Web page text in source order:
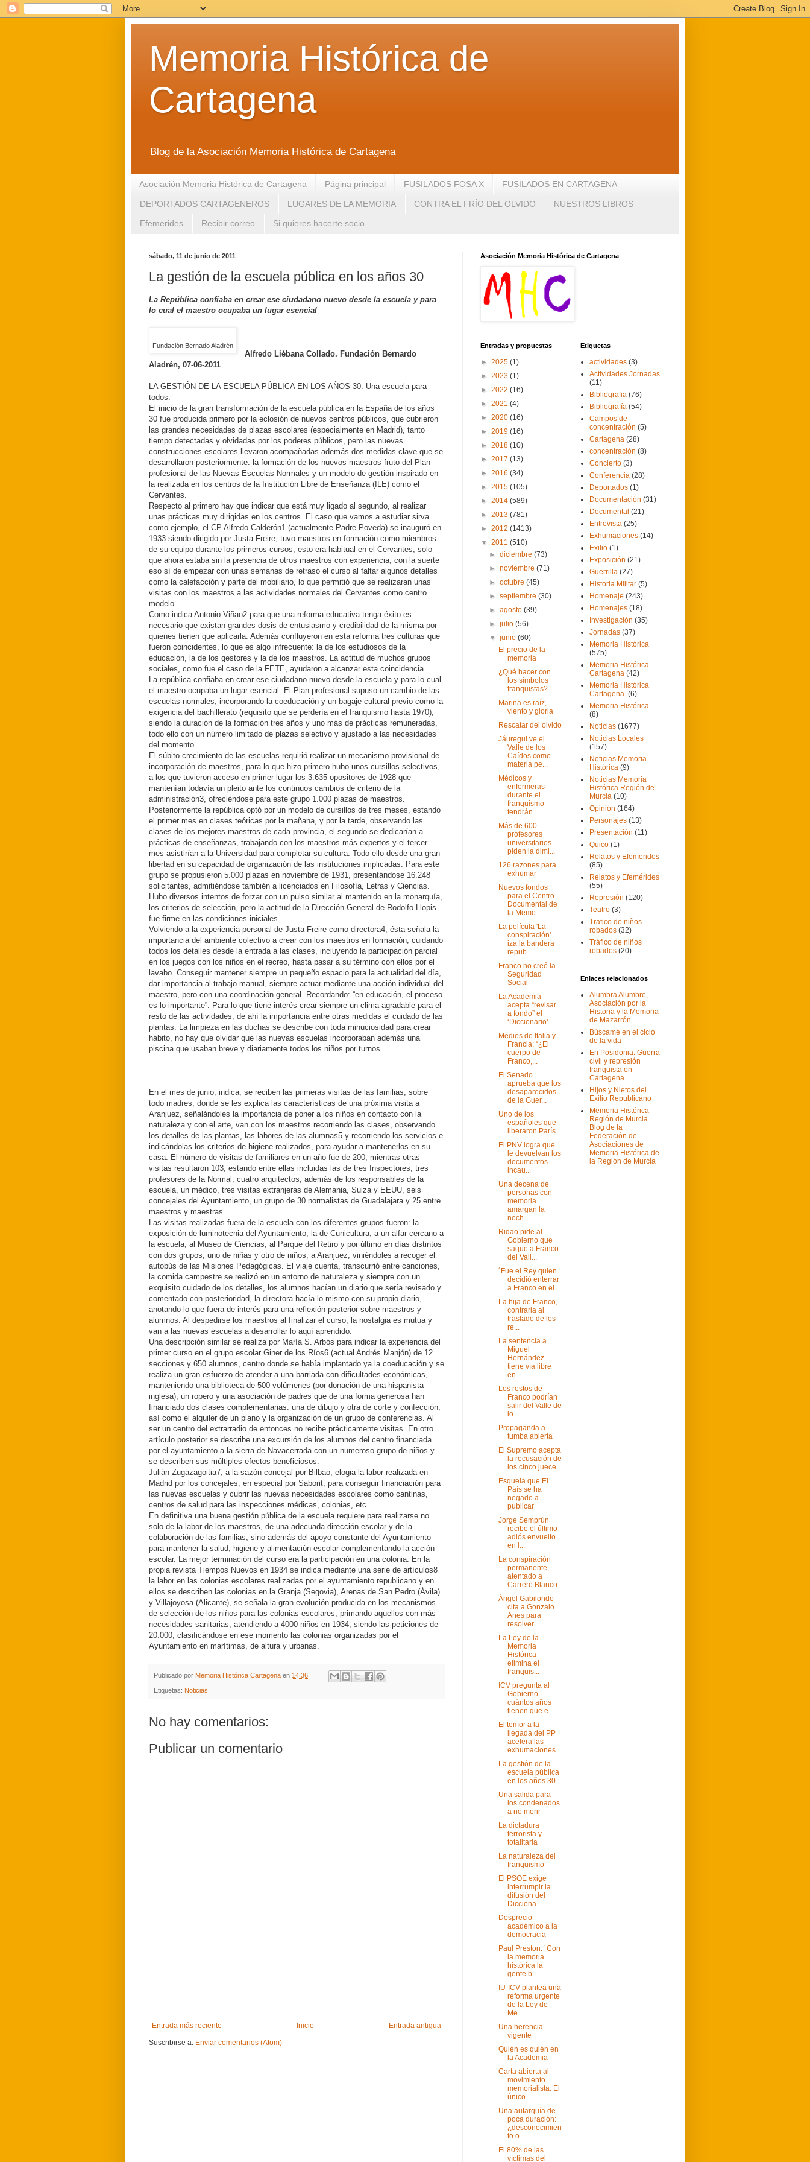
Memoria Histórica de
Cartagena
Blog de la Asociación Memoria Histórica de Cartagena
Asociación Memoria Histórica de Cartagena Página principal FUSILADOS FOSA X FUSILADOS EN CARTAGENA
DEPORTADOS CARTAGENEROS LUGARES DE LA MEMORIA CONTRA EL FRÍO DEL OLVIDO NUESTROS LIBROS
Efemerides Recibir correo Si quieres hacerte socio
sábado, 11 de junio de 2011
La gestión de la escuela pública en los años 30
La República confiaba en crear ese ciudadano nuevo desde la escuela y para
lo cual el maestro ocupaba un lugar esencial
Fundación Bernado Aladrén
Alfredo Liébana Collado. Fundación Bernardo
Aladrén, 07-06-2011
LA GESTIÓN DE LA ESCUELA PÚBLICA EN LOS AÑOS 30: Una escuela para
todos.
El inicio de la gran transformación de la escuela pública en la España de los años
30 fue producida primero por la eclosión de nuevos centros públicos, que cubrieron
las grandes necesidades de plazas escolares (especialmente en Madrid), tanto
tiempo detectadas y olvidadas por los poderes públicos, pero las nuevas
construcciones escolares llevaron acompañadas además dos medidas clave que se
desarrollaron posteriormente: la formación de los nuevos maestros fruto del Plan
profesional de las Nuevas Escuelas Normales y un modelo de gestión inspirado en
la realizada en los centros de la Institución Libre de Enseñanza (ILE) como el
Cervantes.
Respecto al primero hay que indicar que está muy ligado al segundo, al realizar
unas prácticas muy dirigidas en los centros. El caso que vamos a estudiar sirva
como ejemplo, el CP Alfredo Calderón1 (actualmente Padre Poveda) se inauguró en
1933 siendo dirigido por Justa Freire, tuvo maestros en formación como miembros
de su equipo durante los primeros cursos, esto era habitual en el Cervantes, solo
que ahora estaba sin la presencia de otros maestros con experiencia, con la suerte
eso sí de empezar con unas semanas de retraso el curso al faltar algunos detalles
como la calefacción y parte del mobiliario, lo que permitió que se realizaran unas
visitas con los maestros a las actividades normales del Cervantes como centro
modelo.
Como indica Antonio Viñao2 para que una reforma educativa tenga éxito es
necesario que existan grandes dosis de entusiasmo y credibilidad de la misma por
quienes tienen que aplicarla. Además confluyeron en esta reforma tres culturas que
fueron coincidentes, lo que es algo infrecuente: la de los estudiosos de la
educación, la de los gestores y la de los maestros. La actitud de muchos grupos
sociales, como fue el caso de la FETE, ayudaron a alcanzar esta coincidencia.
La república confiaba en crear ese ciudadano nuevo desde la escuela y para lo cual
el maestro ocupaba un lugar esencial. El Plan profesional supuso un cambio de las
escuelas normales, incorporando la coeducación y un bagaje cultural previo como la
exigencia del bachillerato (requisito que se perdería en el franquismo hasta 1970),
siendo la duración de la formación tres años y uno más de prácticas remuneradas,
todo ello con un número limitado de plazas selectivo y ajustado a las necesidades
del momento.
El súbito crecimiento de las escuelas requirió realizar un mecanismo provisional de
incorporación de maestros, para lo que hizo primero hubo unos cursillos selectivos,
a los que tuvieron acceso en primer lugar los 3.635 opositores de 1928 que
mantenían todavía un pleito ante los continuos cambios de criterio de la
administración3, ofreciéndose para este grupo 1.000 plazas de maestros.
Posteriormente la república optó por un modelo de cursillos de tres meses, estando
el primer mes en clases teóricas por la mañana, y por la tarde, observando las
clases de los mejores maestros de cada provincia, el segundo se dedicarían a
prácticas de enseñanzas, trabajando con los maestros más expertos y el tercer
mes asistirían a la Universidad para completar su cultura. Todo ello desde una gran
libertad en su capacidad de organización de las instituciones implicadas. Para este
grupo se propusieron 5.000 plazas en noviembre de 1931, presentándose 16.248
solicitantes, admitiéndose también a licenciados en Filosofía, Letras y Ciencias.
Hubo diversos intentos de forzar con un pulso similar al mantenido en la monarquía,
los criterios de selección, pero la actitud de la Dirección General de Rodolfo Llopis
fue firme en las condiciones iniciales.
Volviendo a la experiencia personal de Justa Freire como directora4, ésta señala la
importancia del ambiente colectivo a crear con los maestros en formación, cuidando
todos los detalles desde la entrada a las clases, incluyendo la participación parcial
en los juegos con los niños en el recreo, hasta pasar a su término con ellos por el
lavabo. Conseguir mantener siempre un pequeño espacio para la actualidad del día,
dar importancia al trabajo manual, siempre actuar mediante una acción individual del
maestro, pero con una coordinación general. Recordando: “en educación, el proceso
es lo importante”. Para lo que tiene interés crear siempre un clima agradable para el
resto de las actividades, de ahí la importancia entre otras medidas el cuidado de las
plantas. La limpieza en las duchas se describe con toda minuciosidad para crear
hábito, no hay que olvidar que las nuevas escuelas incorporaban además una
piscina que usaban breve y diariamente todos los niños por turnos.
En el mes de junio, indica, se reciben las primeras visitas de las familias, sobre
todo madres, donde se les explica las características de una próxima visita a
Aranjuez, señalándoles la importancia de poner a los niños en contacto con la
naturaleza y con el arte, van con los maestros recorriendo las clases, observando
los detalles de las plantas, las labores de las alumnas5 y recorriendo los servicios e
indicándolas los criterios de higiene realizados, para ayudar a mantenerlos en su
casa. El número de visitas de familiares en un año fue de 200, mientras otras
visitas resultaron 103, estando entre ellas incluidas las de tres Inspectores, tres
profesores de la Normal, cuatro arquitectos, además de los responsables de la
escuela, un médico, tres visitas extranjeras de Alemania, Suiza y EEUU, seis
concejales del Ayuntamiento, un grupo de 30 normalistas de Guadalajara y 25 entre
maestros y maestras.
Las visitas realizadas fuera de la escuela con los diferentes grupos fueron: la
exposición de luminotecnia del Ayuntamiento, la de Cunicultura, a un alfar cercano a
la escuela, al Museo de Ciencias, al Parque del Retiro y por último en días distintos
con dos grupos, uno de niñas y otro de niños, a Aranjuez, viniéndoles a recoger el
autobús de las Misiones Pedagógicas. El viaje cuenta, transcurrió entre canciones,
la comida campestre se realizó en un entorno de naturaleza y siempre con un
exquisito cuidado de los detalles, los alumnos hacían un diario que sería revisado y
comentado con posterioridad, la directora hacía lo mismo con su propio diario,
anotando lo que fuera de interés para una reflexión posterior sobre maestros y
alumnos. Al despedirse los maestros al finalizar el curso, la nostalgia es mutua y
van a las nuevas escuelas a desarrollar lo aquí aprendido.
Una descripción similar se realiza por María S. Arbós para indicar la experiencia del
primer curso en el grupo escolar Giner de los Ríos6 (actual Andrés Manjón) de 12
secciones y 650 alumnos, centro donde se había implantado ya la coeducación y se
realiza un gran esfuerzo de atender a una barriada con dificultades económicas,
manteniendo una biblioteca de 500 volúmenes (por donación de una hispanista
inglesa), un ropero y una asociación de padres que de una forma generosa han
financiado dos clases complementarias: una de dibujo y otra de corte y confección,
así como el alquiler de un piano y la organización de un grupo de conferencias. Al
ser un centro del extrarradio de entonces no recibe prácticamente visitas. En otro
artículo posterior se describe una excursión de los alumnos del centro financiada
por el ayuntamiento a la sierra de Navacerrada con un numeroso grupo de niños y
se describen sus múltiples efectos beneficiosos.
Julián Zugazagoitia7, a la sazón concejal por Bilbao, elogia la labor realizada en
Madrid por los concejales, en especial por Saborit, para conseguir financiación para
las nuevas escuelas y cubrir las nuevas necesidades escolares como cantinas,
centros de salud para las inspecciones médicas, colonias, etc…
En definitiva una buena gestión pública de la escuela requiere para realizarse no
solo de la labor de los maestros, de una adecuada dirección escolar y de la
colaboración de las familias, sino además del apoyo constante del Ayuntamiento
para mantener la salud, higiene y alimentación escolar complementando la acción
escolar. La mejor terminación del curso era la participación en una colonia. En la
propia revista Tiempos Nuevos en 1934 se indica mediante una serie de artículos8
la labor en las colonias escolares realizadas por el ayuntamiento republicano y en
ellos se describen las colonias en la Granja (Segovia), Arenas de San Pedro (Ávila)
y Villajoyosa (Alicante), se señala la gran evolución producida en los mecanismos
de selección de los niños para las colonias escolares, primando aquellos con más
necesidades sanitarias, atendiendo a 4000 niños en 1934, siendo las peticiones de
20.000, clasificándose en ese momento las colonias organizadas por el
Ayuntamiento en marítimas, de altura y urbanas.
Publicado por Memoria Histórica Cartagena en 14:36
Etiquetas: Noticias
No hay comentarios:
Publicar un comentario
Entrada más reciente Entrada antigua
Inicio
Suscribirse a: Enviar comentarios (Atom)
Asociación Memoria Histórica de Cartagena
Entradas y propuestas
► 2025 (1)
► 2023 (1)
► 2022 (16)
► 2021 (4)
► 2020 (16)
► 2019 (16)
► 2018 (10)
► 2017 (13)
► 2016 (34)
► 2015 (105)
► 2014 (589)
► 2013 (781)
► 2012 (1413)
▼ 2011 (510)
►diciembre(73)
►noviembre(71)
►octubre(45)
►septiembre(30)
►agosto(39)
►julio(56)
▼junio(60)
El precio de la
memoria
¿Qué hacer con
los símbolos
franquistas?
Marina es raíz,
viento y gloria
Rescatar del olvido
Jáuregui ve el
Valle de los
Caídos como
materia pe...
Médicos y
enfermeras
durante el
franquismo
tendrán...
Más de 600
profesores
universitarios
piden la dimi...
126 razones para
exhumar
Nuevos fondos
para el Centro
Documental de
la Memo...
La película 'La
conspiración'
iza la bandera
repub...
Franco no creó la
Seguridad
Social
La Academia
acepta “revisar
a fondo” el
‘Diccionario’
Medios de Italia y
Francia: “¿El
cuerpo de
Franco,...
El Senado
aprueba que los
desaparecidos
de la Guer...
Uno de los
españoles que
liberaron París
El PNV logra que
le devuelvan los
documentos
incau...
Una decena de
personas con
memoria
amargan la
noch...
Ridao pide al
Gobierno que
saque a Franco
del Vall...
´Fue el Rey quien
decidió enterrar
a Franco en el ...
La hija de Franco,
contraria al
traslado de los
re...
La sentencia a
Miguel
Hernández
tiene vía libre
en...
Los restos de
Franco podrían
salir del Valle de
lo...
Propaganda a
tumba abierta
El Supremo acepta
la recusación de
los cinco juece...
Esquela que El
País se ha
negado a
publicar
Jorge Semprún
recibe el último
adiós envuelto
en l...
La conspiración
permanente,
atentado a
Carrero Blanco
Ángel Gabilondo
cita a Gonzalo
Anes para
resolver ...
La Ley de la
Memoria
Histórica
elimina el
franquis...
ICV pregunta al
Gobierno
cuántos años
tienen que e...
El temor a la
llegada del PP
acelera las
exhumaciones
La gestión de la
escuela pública
en los años 30
Una salida para
los condenados
a no morir
La dictadura
terrorista y
totalitaria
La naturaleza del
franquismo
El PSOE exige
interrumpir la
difusión del
Dicciona...
Desprecio
académico a la
democracia
Paul Preston: ´Con
la memoria
histórica la
gente b...
IU-ICV plantea una
reforma urgente
de la Ley de
Me...
Una herencia
vigente
Quién es quién en
la Academia
Carta abierta al
movimiento
memorialista. El
único...
Una autarquía de
poca duración:
¿desconocimien
to o...
El 80% de las
víctimas del
Etiquetas
actividades (3)
Actividades Jornadas
(11)
Bibliografia (76)
Bibliografía (54)
Campos de
concentración (5)
Cartagena (28)
concentración (8)
Concierto (3)
Conferencia (28)
Deportados (1)
Documentación (31)
Documental (21)
Entrevista (25)
Exhumaciones (14)
Exilio (1)
Exposición (21)
Guerrilla (27)
Historia Militar (5)
Homenaje (243)
Homenajes (18)
Investigación (35)
Jornadas (37)
Memoria Histórica
(575)
Memoria Histórica
Cartagena (42)
Memoria Histórica
Cartagena. (6)
Memoria Histórica.
(8)
Noticias (1677)
Noticias Locales
(157)
Noticias Memoria
Histórica (9)
Noticias Memoria
Histórica Región de
Murcia (10)
Opinión (164)
Personajes (13)
Presentación (11)
Quico (1)
Relatos y Efemerides
(85)
Relatos y Efemérides
(55)
Represión (120)
Teatro (3)
Trafico de niños
robados (32)
Tráfico de niños
robados (20)
Enlaces relacionados
Alumbra Alumbre,
Asociación por la
Historia y la Memoria
de Mazarrón
Búscamé en el ciclo
de la vida
En Posidonia. Guerra
civil y represión
franquista en
Cartagena
Hijos y Nietos del
Exilio Republicano
Memoria Histórica
Región de Murcia.
Blog de la
Federación de
Asociaciones de
Memoria Histórica de
la Región de Murcia